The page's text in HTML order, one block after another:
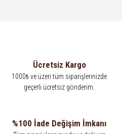
Ücretsiz Kargo
1000₺ ve üzeri tüm siparişlerinizde
geçerli ücretsiz gönderim.
%100 İade Değişim İmkanı